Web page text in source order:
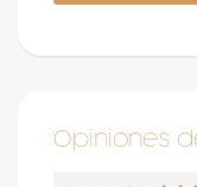
Opiniones